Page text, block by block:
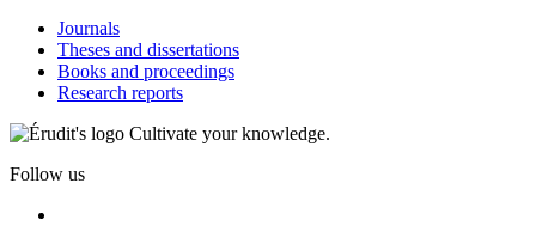
Journals
Theses and dissertations
Books and proceedings
Research reports
Cultivate your knowledge.
Follow us